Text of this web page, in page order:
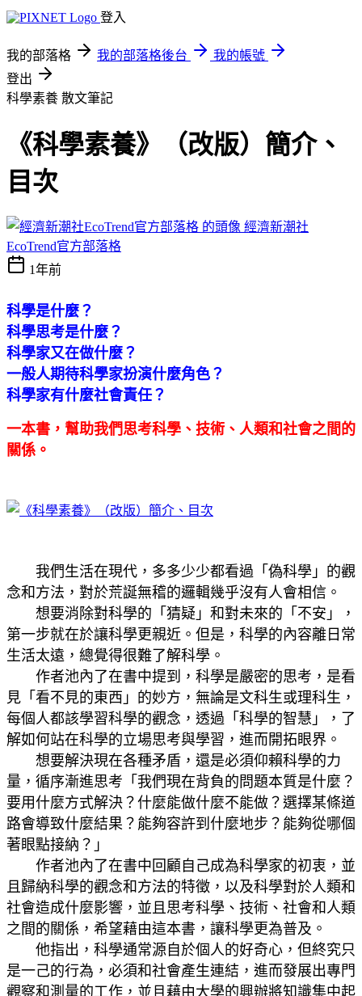
登入
我的部落格 我的部落格後台
我的帳號
登出
科學素養 散文筆記
《科學素養》（改版）簡介、
目次
經濟新潮社
EcoTrend官方部落格
1年前
科學是什麼？
科學思考是什麼？
科學家又在做什麼？
一般人期待科學家扮演什麼角色？
科學家有什麼社會責任？
一本書，幫助我們思考科學、技術、人類和社會之間的
關係。
我們生活在現代，多多少少都看過「偽科學」的觀
念和方法，對於荒誕無稽的邏輯幾乎沒有人會相信。
想要消除對科學的「猜疑」和對未來的「不安」，
第一步就在於讓科學更親近。但是，科學的內容離日常
生活太遠，總覺得很難了解科學。
作者池內了在書中提到，科學是嚴密的思考，是看
見「看不見的東西」的妙方，無論是文科生或理科生，
每個人都該學習科學的觀念，透過「科學的智慧」，了
解如何站在科學的立場思考與學習，進而開拓眼界。
想要解決現在各種矛盾，還是必須仰賴科學的力
量，循序漸進思考「我們現在背負的問題本質是什麼？
要用什麼方式解決？什麼能做什麼不能做？選擇某條道
路會導致什麼結果？能夠容許到什麼地步？能夠從哪個
著眼點接納？」
作者池內了在書中回顧自己成為科學家的初衷，並
且歸納科學的觀念和方法的特徵，以及科學對於人類和
社會造成什麼影響，並且思考科學、技術、社會和人類
之間的關係，希望藉由這本書，讓科學更為普及。
他指出，科學通常源自於個人的好奇心，但終究只
是一己的行為，必須和社會產生連結，進而發展出專門
觀察和測量的工作，並且藉由大學的興辦將知識集中起